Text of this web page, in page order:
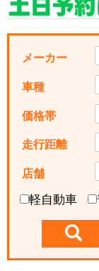
メーカー
車種
価格帯
走行距離
店舗
軽自動車